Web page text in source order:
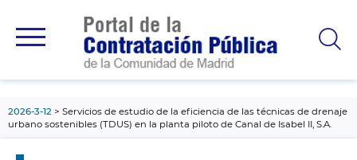
principal
2026-3-12
Servicios de estudio de la eficiencia de las técnicas de drenaje
urbano sostenibles (TDUS) en la planta piloto de Canal de Isabel II, S.A.